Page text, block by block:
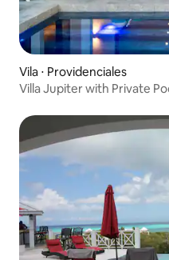
Vila ⋅ Providenciales
Villa Jupiter with Private